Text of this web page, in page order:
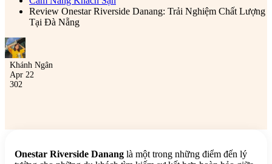
Review Onestar Riverside Danang: Trải Nghiệm Chất Lượng
Tại Đà Nẵng
Khánh Ngân
Apr 22
302
Onestar Riverside Danang là một trong những điểm đến lý